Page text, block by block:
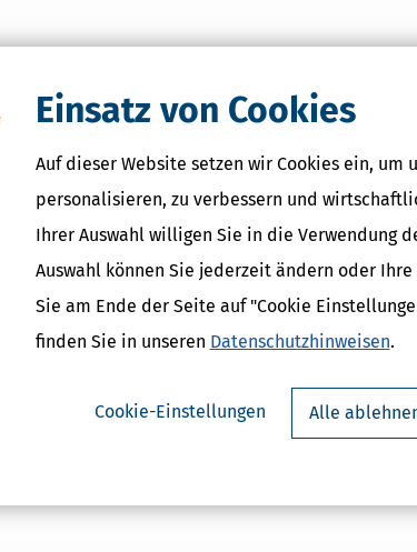
Einsatz von Cookies
Auf dieser Website setzen wir Cookies ein, um
personalisieren, zu verbessern und
Ihrer Auswahl willigen Sie in die Verwendung
Auswahl können Sie jederzeit ändern oder
Sie am Ende der Seite auf "Cookie
finden Sie in unseren Datenschutzhinweisen.
Cookie-Einstellungen Alle